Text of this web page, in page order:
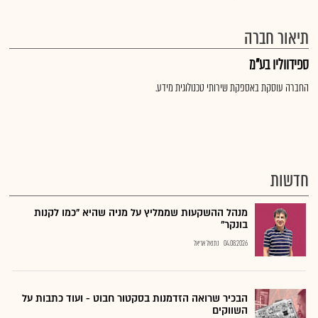
תיאור חברה
ספידווליו בע"מ
החברה עוסקת באספקת שירותי טכנולוגית מידע.
חדשות
מנהל ההשקעות שממליץ על מניה שהיא "כמו לקנות
בונקר"
04.08.2026 נתנאל אריאל
הבכיר שרואה הזדמנות בסקטור חבוט - ועוד כתבות על
השווקים